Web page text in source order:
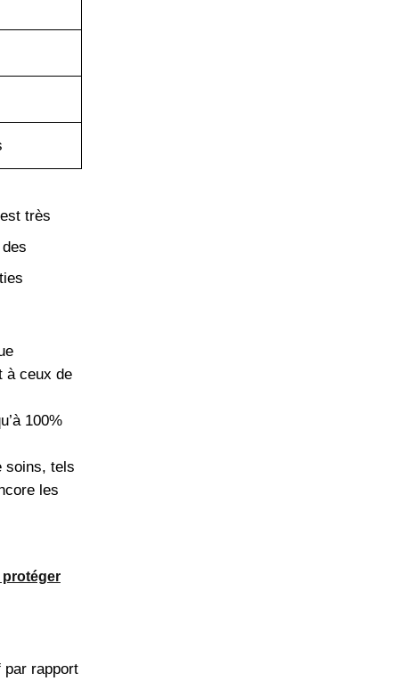
très
à ceux de
100%
soins, tels
les
protéger
rapport